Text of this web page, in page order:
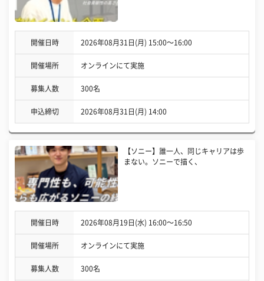
開催日時 2026年08月31日(月) 15:00〜16:00
開催場所 オンラインにて実施
募集人数 300名
申込締切 2026年08月31日(月) 14:00
【ソニー】誰一人、同じキャリアは歩
まない。ソニーで描く、
開催日時 2026年08月19日(水) 16:00〜16:50
開催場所 オンラインにて実施
募集人数 300名